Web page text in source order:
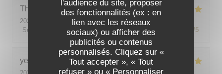
l'audience du site, proposer
des fonctionnalités (ex : en
lien avec les réseaux
sociaux) ou afficher des
publicités ou contenus
personnalisés. Cliquez sur «
Tout accepter », « Tout
refuser » ou « Personnaliser
Theo
2026-08-01
- 19:00 - Couverts 2
Service
Ambiance: 5 /5 Cuisine: 5/5 Qualité / Prix /5
yeonghun